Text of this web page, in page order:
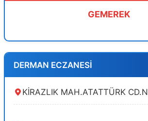
GEMEREK
DERMAN ECZANESİ
KİRAZLIK MAH.ATATTÜRK